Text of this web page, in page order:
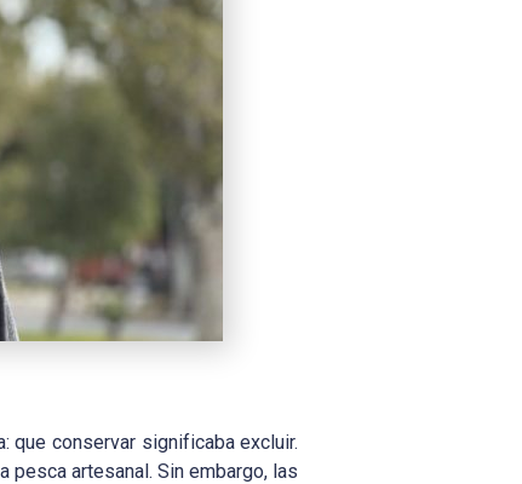
que conservar significaba excluir.
artesanal. Sin embargo, las